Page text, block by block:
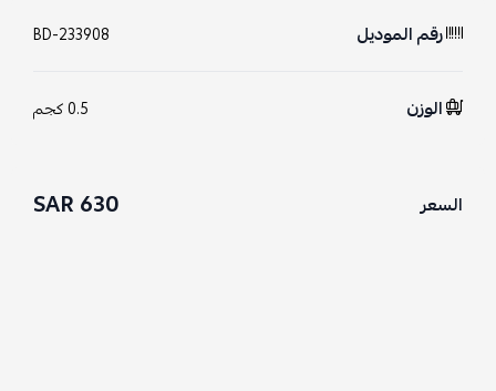
رقم الموديل BD-233908
الوزن 0.5 كجم
السعر 630 SAR